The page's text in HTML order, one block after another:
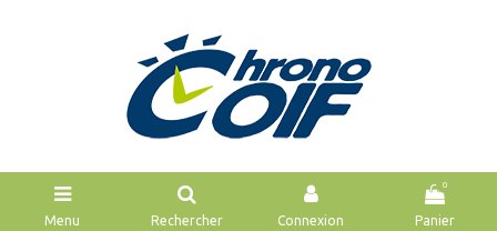
Menu Rechercher Connexion
0
Panier